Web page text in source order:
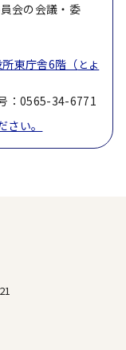
会の会議・委
東庁舎6階（ とよ
：0565-34-6771
い。